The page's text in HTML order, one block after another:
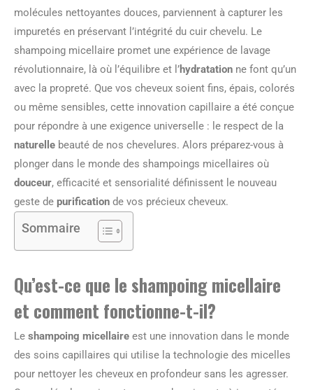
molécules nettoyantes douces, parviennent à capturer les
impuretés en préservant l’intégrité du cuir chevelu. Le
shampoing micellaire promet une expérience de lavage
révolutionnaire, là où l’équilibre et l’hydratation ne font qu’un
avec la propreté. Que vos cheveux soient fins, épais, colorés
ou même sensibles, cette innovation capillaire a été conçue
pour répondre à une exigence universelle : le respect de la
naturelle beauté de nos chevelures. Alors préparez-vous à
plonger dans le monde des shampoings micellaires où
douceur, efficacité et sensorialité définissent le nouveau
geste de purification de vos précieux cheveux.
Sommaire
Qu’est-ce que le shampoing micellaire
et comment fonctionne-t-il?
Le shampoing micellaire est une innovation dans le monde
des soins capillaires qui utilise la technologie des micelles
pour nettoyer les cheveux en profondeur sans les agresser.